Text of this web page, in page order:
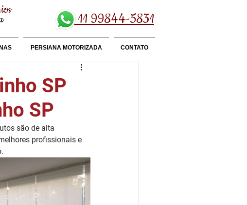
11 99844-5831
PERSIANA MOTORIZADA CONTATO
SP
SP
são de alta
profissionais e